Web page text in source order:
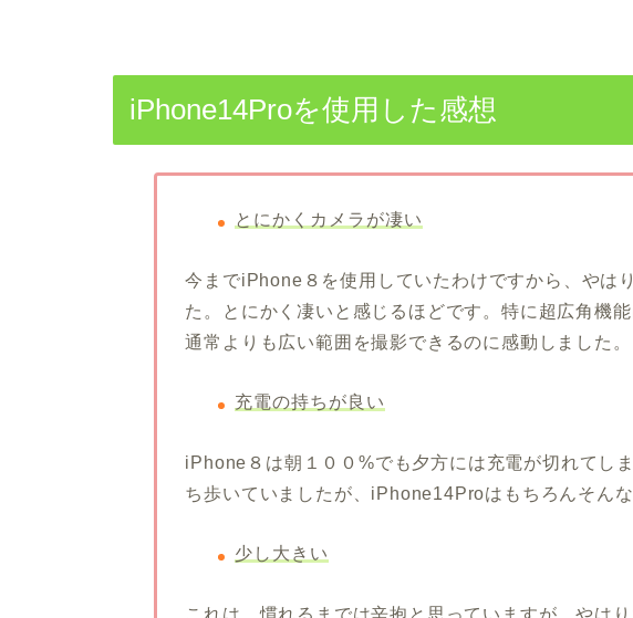
iPhone14Proを使用した感想
とにかくカメラが凄い
今までiPhone８を使用していたわけですから、やは
た。とにかく凄いと感じるほどです。特に超広角機
通常よりも広い範囲を撮影できるのに感動しました。
充電の持ちが良い
iPhone８は朝１００%でも夕方には充電が切れてし
ち歩いていましたが、iPhone14Proはもちろんそんな
少し大きい